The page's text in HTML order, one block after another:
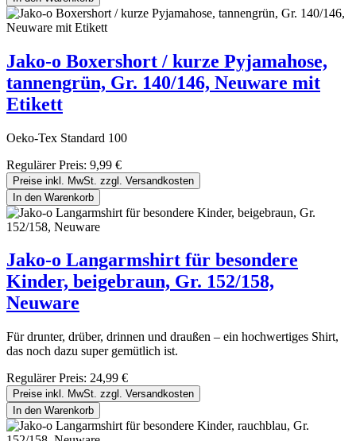
Jako-o Boxershort / kurze Pyjamahose,
tannengrün, Gr. 140/146, Neuware mit
Etikett
Oeko-Tex Standard 100
Regulärer Preis: 9,99 €
Preise inkl. MwSt. zzgl. Versandkosten
In den Warenkorb
Jako-o Langarmshirt für besondere
Kinder, beigebraun, Gr. 152/158,
Neuware
Für drunter, drüber, drinnen und draußen – ein hochwertiges Shirt,
das noch dazu super gemütlich ist.
Regulärer Preis: 24,99 €
Preise inkl. MwSt. zzgl. Versandkosten
In den Warenkorb